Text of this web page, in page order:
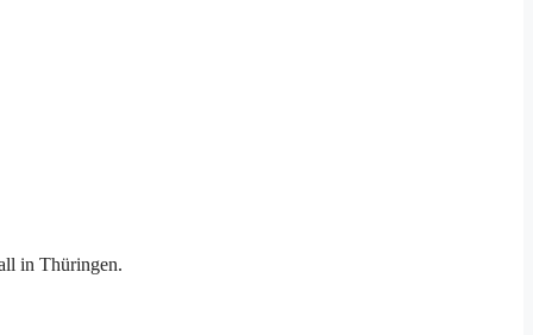
in Thüringen.